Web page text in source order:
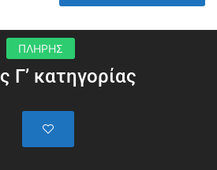
ΠΛΗΡΗΣ
Γ’ κατηγορίας